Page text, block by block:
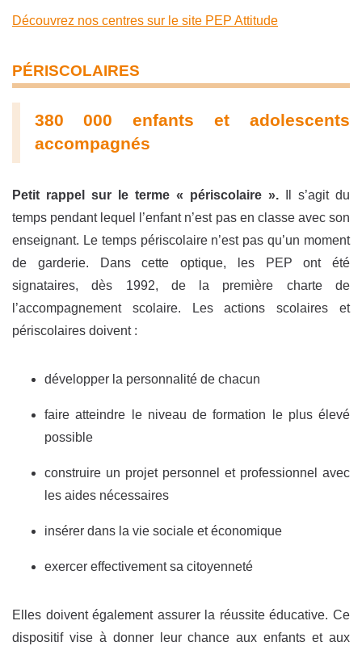
Découvrez nos centres sur le site PEP Attitude
PÉRISCOLAIRES
380 000 enfants et adolescents
accompagnés
Petit rappel sur le terme « périscolaire ». Il s’agit du
temps pendant lequel l’enfant n’est pas en classe avec son
enseignant. Le temps périscolaire n’est pas qu’un moment
de garderie. Dans cette optique, les PEP ont été
signataires, dès 1992, de la première charte de
l’accompagnement scolaire. Les actions scolaires et
périscolaires doivent :
développer la personnalité de chacun
faire atteindre le niveau de formation le plus élevé
possible
construire un projet personnel et professionnel avec
les aides nécessaires
insérer dans la vie sociale et économique
exercer effectivement sa citoyenneté
Elles doivent également assurer la réussite éducative. Ce
dispositif vise à donner leur chance aux enfants et aux